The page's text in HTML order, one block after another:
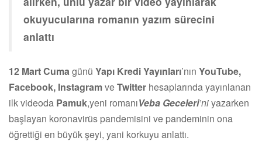
okuyucularına romanın yazım sürecini
anlattı
12 Mart Cuma günü Yapı Kredi Yayınları’nın YouTube,
Facebook, InstagramveTwitter hesaplarında yayınlanan
ilk videoda Pamuk,yeni romanıVeba Geceleri’niyazarken
başlayan koronavirüs pandemisini ve pandeminin ona
öğrettiği en büyük şeyi, yani korkuyu anlattı.